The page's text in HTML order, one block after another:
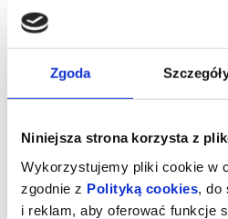
Zgoda
Niniejsza strona korzysta z
Wykorzystujemy pliki cookie w
zgodnie z Polityką cookies ,
i reklam, aby oferować funkcje